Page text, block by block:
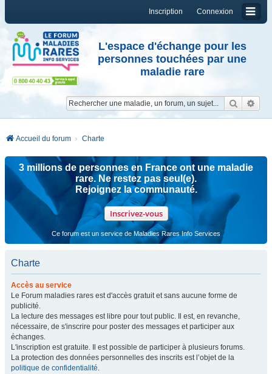
Connexion
Inscription
L'espace d'échange pour les
personnes touchées par une
maladie rare
Accueil du forum Charte
3 millions de personnes en France ont une maladie
rare. Ne restez pas seul(e).
Rejoignez la communauté.
Inscrivez-vous
Ce forum est un service de Maladies Rares Info Services
Charte
Accès au service
Le Forum maladies rares est d'accès gratuit et sans aucune forme de
publicité.
La lecture des messages est libre pour tout public. Il est, en revanche,
nécessaire, de s'inscrire pour poster des messages et participer aux
échanges.
L'inscription est gratuite. Il est possible de participer à plusieurs forums.
La protection des données personnelles des inscrits est l’objet de la
politique de confidentialité.